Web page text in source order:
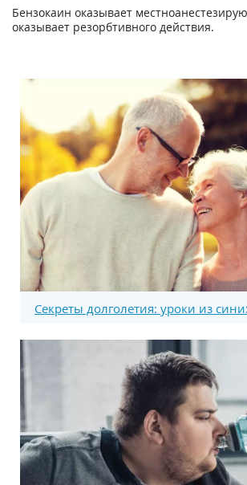
Бензокаин оказывает
оказывает резорбтивного действия.
Секреты долголетия: уроки из